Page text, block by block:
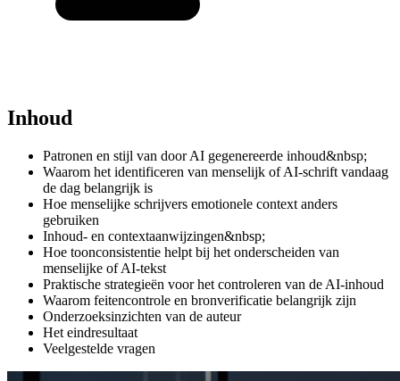
Inhoud
Patronen en stijl van door AI gegenereerde inhoud&nbsp;
Waarom het identificeren van menselijk of AI-schrift vandaag
de dag belangrijk is
Hoe menselijke schrijvers emotionele context anders
gebruiken
Inhoud- en contextaanwijzingen&nbsp;
Hoe toonconsistentie helpt bij het onderscheiden van
menselijke of AI-tekst
Praktische strategieën voor het controleren van de AI-inhoud
Waarom feitencontrole en bronverificatie belangrijk zijn
Onderzoeksinzichten van de auteur
Het eindresultaat
Veelgestelde vragen